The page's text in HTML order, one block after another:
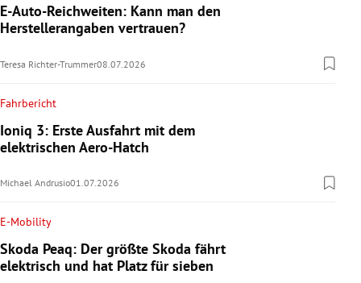
E-Auto-Reichweiten: Kann man den
Herstellerangaben vertrauen?
Teresa Richter-Trummer08.07.2026
Fahrbericht
Ioniq 3: Erste Ausfahrt mit dem
elektrischen Aero-Hatch
Michael Andrusio01.07.2026
E-Mobility
Skoda Peaq: Der größte Skoda fährt
elektrisch und hat Platz für sieben